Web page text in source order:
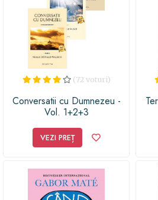
(72 voturi)
Conversatii cu Dumnezeu -
Vol. 1+2+3
VEZI PREȚ